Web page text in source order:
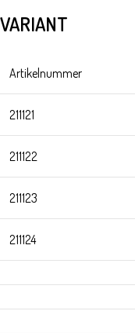
VARIANT
Artikelnummer
211121
211122
211123
211124